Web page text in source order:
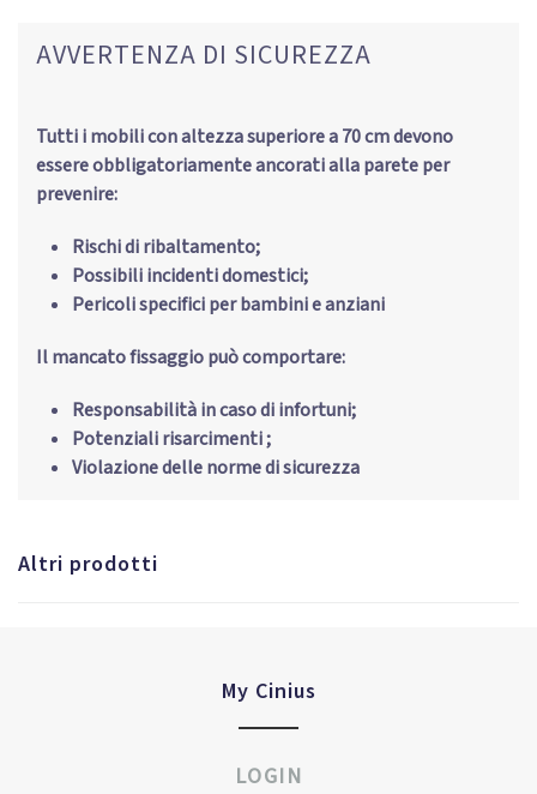
AVVERTENZA DI SICUREZZA
Tutti i mobili con altezza superiore a 70 cm devono
essere obbligatoriamente ancorati alla parete per
prevenire:
Rischi di ribaltamento;
Possibili incidenti domestici;
Pericoli specifici per bambini e anziani
Il mancato fissaggio può comportare:
Responsabilità in caso di infortuni;
Potenziali risarcimenti ;
Violazione delle norme di sicurezza
Altri prodotti
My Cinius
LOGIN